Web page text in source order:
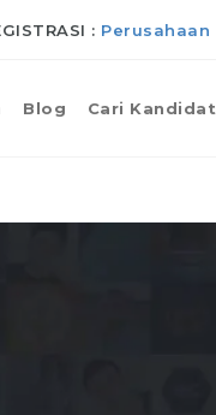
: Perusahaan
Blog Cari Kandidat